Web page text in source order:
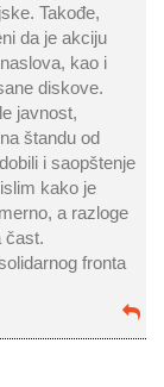
Takođe,
da je akciju
kao i
diskove.
javnost,
štandu od
i saopštenje
kako je
a razloge
čast.
fronta